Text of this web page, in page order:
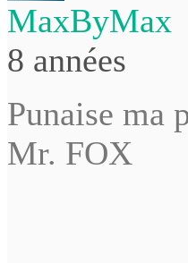
MaxByMax
8 années
Punaise ma
Mr. FOX